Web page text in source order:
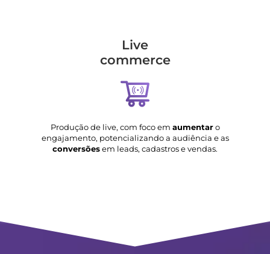
Live
commerce
Produção de live, com foco em aumentaro
engajamento, potencializando a audiência e as
conversõesem leads, cadastros e vendas.